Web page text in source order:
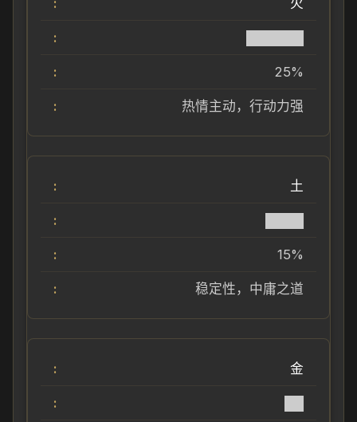
火
25%
热情主动，行动力强
土
15%
稳定性，中庸之道
金